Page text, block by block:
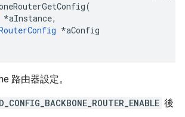
(
*aInstance,
*aConfig
路由器設定。
後